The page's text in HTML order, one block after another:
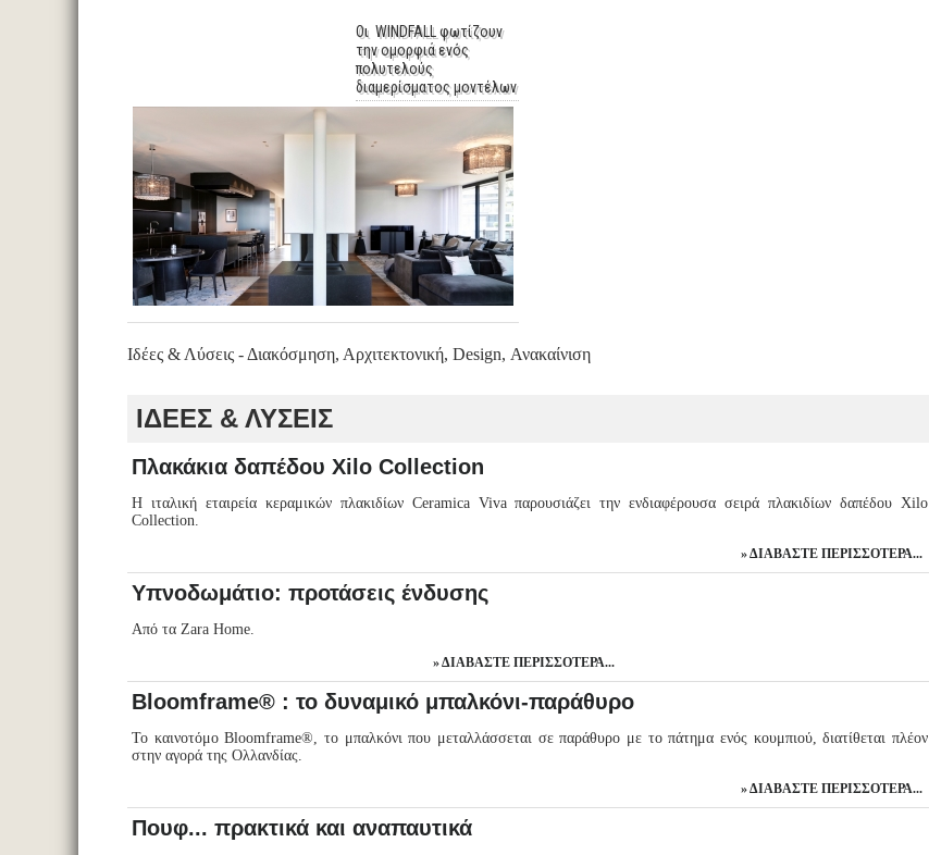
Οι WINDFALL φωτίζουν
την ομορφιά ενός
πολυτελούς
διαμερίσματος μοντέλων
Ιδέες & Λύσεις - Διακόσμηση, Αρχιτεκτονική, Design, Ανακαίνιση
ΙΔΕΕΣ & ΛΥΣΕΙΣ
Πλακάκια δαπέδου Xilo Collection
Η ιταλική εταιρεία κεραμικών πλακιδίων Ceramica Viva παρουσιάζει την ενδιαφέρουσα σειρά πλακιδίων δαπέδου Xilo
Collection.
ΔΙΑΒΆΣΤΕ ΠΕΡΙΣΣΌΤΕΡΑ...
Υπνοδωμάτιο: προτάσεις ένδυσης
Από τα Zara Home.
ΔΙΑΒΆΣΤΕ ΠΕΡΙΣΣΌΤΕΡΑ...
Bloomframe® : το δυναμικό μπαλκόνι-παράθυρο
Το καινοτόμο Bloomframe®, το μπαλκόνι που μεταλλάσσεται σε παράθυρο με το πάτημα ενός κουμπιού, διατίθεται πλέον
στην αγορά της Ολλανδίας.
ΔΙΑΒΆΣΤΕ ΠΕΡΙΣΣΌΤΕΡΑ...
Πουφ... πρακτικά και αναπαυτικά